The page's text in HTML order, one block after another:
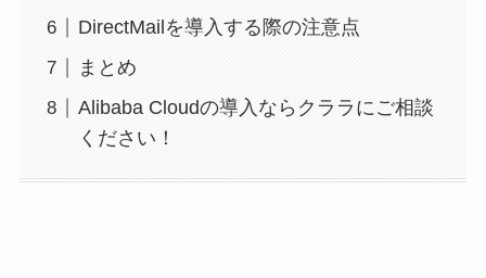
DirectMailを導入する際の注意点
まとめ
Alibaba Cloudの導入ならクララにご相談
ください！